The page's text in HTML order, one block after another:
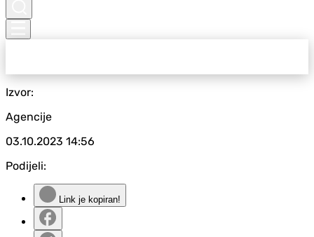
Izvor:
Agencije
03.10.2023 14:56
Podijeli:
Link je kopiran!